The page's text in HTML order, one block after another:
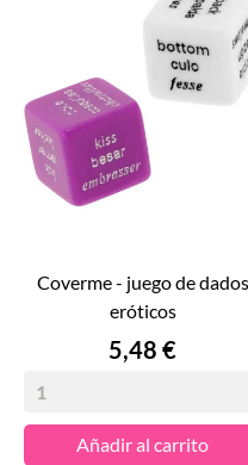
coverme - juego de dados
eróticos
Precio
5,48 €
Añadir al carrito